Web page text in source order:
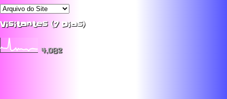
Visitantes (7 Dias)
4,082